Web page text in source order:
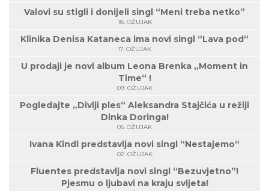
Valovi su stigli i donijeli singl “Meni treba netko”
18. OŽUJAK
Klinika Denisa Kataneca ima novi singl “Lava pod“
17. OŽUJAK
U prodaji je novi album Leona Brenka „Moment in
Time“ !
09. OŽUJAK
Pogledajte „Divlji ples“ Aleksandra Stajčića u režiji
Dinka Doringa!
05. OŽUJAK
Ivana Kindl predstavlja novi singl “Nestajemo“
02. OŽUJAK
Fluentes predstavlja novi singl “Bezuvjetno”!
Pjesmu o ljubavi na kraju svijeta!